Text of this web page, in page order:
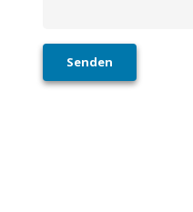
Senden